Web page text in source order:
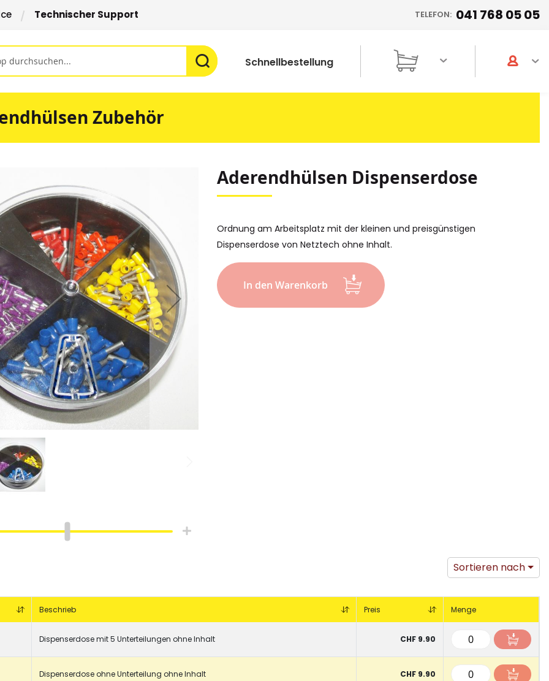
Technischer Support TELEFON: 041 768 05 05
Schnellbestellung
Zubehör
Aderendhülsen Dispenserdose
Ordnung am Arbeitsplatz mit der kleinen und preisgünstigen
Dispenserdose von Netztech ohne Inhalt.
In den Warenkorb
Sortieren nach
Beschrieb Preis Menge
Dispenserdose mit 5 Unterteilungen ohne Inhalt CHF 9.90
Dispenserdose ohne Unterteilung ohne Inhalt CHF 9.90